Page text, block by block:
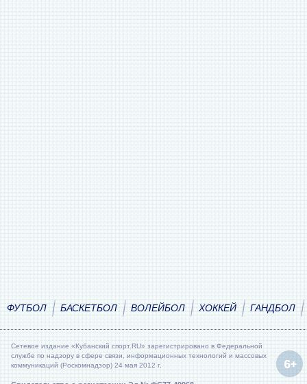
ФУТБОЛ БАСКЕТБОЛ ВОЛЕЙБОЛ ХОККЕЙ ГАНДБОЛ
Сетевое издание «Кубанский спорт.RU» зарегистрировано в Федеральной
службе по надзору в сфере связи, информационных технологий и массовых
коммуникаций (Роскомнадзор) 24 мая 2012 г.